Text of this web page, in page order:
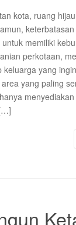
kota, ruang
memiliki
perkotaan,
keluarga yang
yang paling